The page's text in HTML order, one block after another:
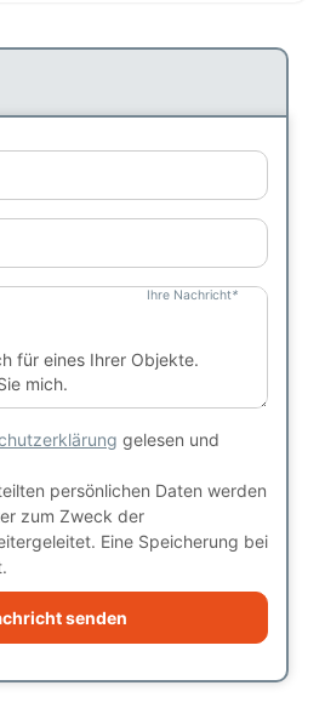
Ihre Nachricht*
gelesen und
persönlichen Daten werden
zum Zweck der
Eine Speicherung bei
senden